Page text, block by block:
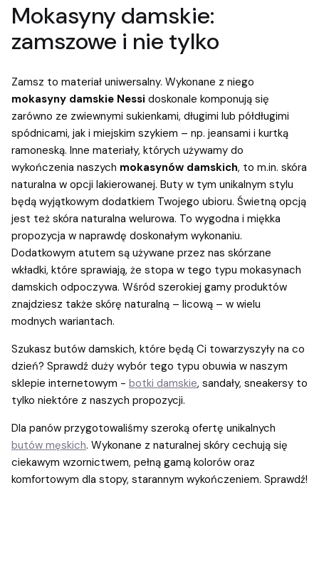
Mokasyny damskie:
zamszowe i nie tylko
Zamsz to materiał uniwersalny. Wykonane z niego
mokasyny damskie Nessi doskonale komponują się
zarówno ze zwiewnymi sukienkami, długimi lub półdługimi
spódnicami, jak i miejskim szykiem – np. jeansami i kurtką
ramoneską. Inne materiały, których używamy do
wykończenia naszych mokasynów damskich, to m.in. skóra
naturalna w opcji lakierowanej. Buty w tym unikalnym stylu
będą wyjątkowym dodatkiem Twojego ubioru. Świetną opcją
jest też skóra naturalna welurowa. To wygodna i miękka
propozycja w naprawdę doskonałym wykonaniu.
Dodatkowym atutem są używane przez nas skórzane
wkładki, które sprawiają, że stopa w tego typu mokasynach
damskich odpoczywa. Wśród szerokiej gamy produktów
znajdziesz także skórę naturalną – licową – w wielu
modnych wariantach.
Szukasz butów damskich, które będą Ci towarzyszyły na co
dzień? Sprawdź duży wybór tego typu obuwia w naszym
sklepie internetowym - botki damskie, sandały, sneakersy to
tylko niektóre z naszych propozycji.
Dla panów przygotowaliśmy szeroką ofertę unikalnych
butów męskich. Wykonane z naturalnej skóry cechują się
ciekawym wzornictwem, pełną gamą kolorów oraz
komfortowym dla stopy, starannym wykończeniem. Sprawdź!